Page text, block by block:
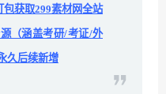
包获取299素材网全站
（涵盖考研/考证/外
久后续新增